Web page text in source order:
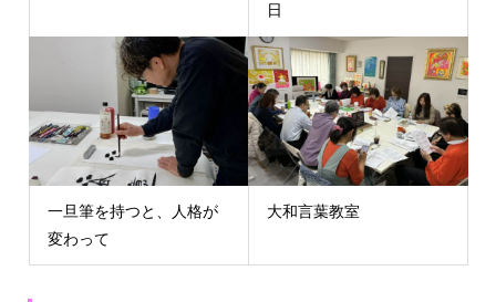
日
一旦筆を持つと、人格が
変わって
大和言葉教室